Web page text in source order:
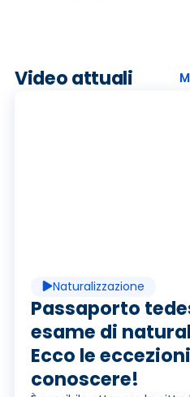
Video attuali
Naturalizzazione
Passaporto
esame di
Ecco le
conoscere!